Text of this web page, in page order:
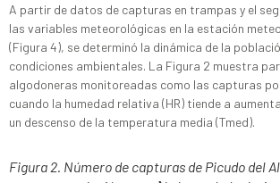
A partir de datos de capturas en trampas y el
las variables meteorológicas en la estación
(Figura 4), se determinó la dinámica de la
condiciones ambientales. La Figura 2 muestra
algodoneras monitoreadas como las capturas
cuando la humedad relativa (HR) tiende a
un descenso de la temperatura media (Tmed).
Figura 2. Número de capturas de Picudo del